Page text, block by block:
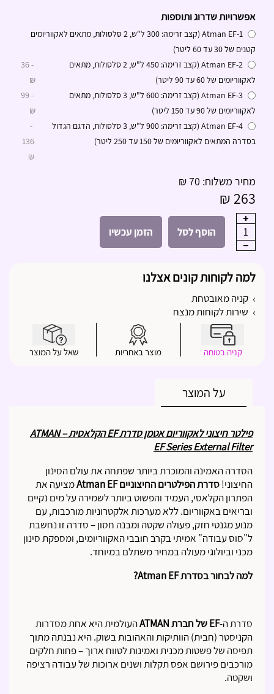
אפשרויות שדרוג ותוספות
Atman EF-1 (קצב זרימה: 300 ל"ש, 2 סלסולות, מתאים לאקווריומים
קטנים של 30 עד 60 ליטר)
Atman EF-2 (קצב זרימה: 450 ל"ש, 2 סלסולות, מתאים
לאקווריומים של 60 עד 90 ליטר)
- 36
₪
Atman EF-3 (קצב זרימה: 600 ל"ש, 3 סלסולות, מתאים
לאקווריומים של 90 עד 150 ליטר)
- 99
₪
Atman EF-4 (קצב זרימה: 900 ל"ש, 3 סלסולות, הדגם הגדול
בסדרה המתאים לאקווריומים של 150 עד 250 ליטר)
-
136
₪
מחיר משלוח: 70 ₪
263 ₪
1 הוסף לסל הזמן עכשיו
למה לקוחות קונים אצלנו
קניה מאובטחת
שירות לקוחות מנצח
קניה בטוחה מוצר באחריות שאל על המוצר
על המוצר
פילטר חיצוני לאקווריום אטמן סדרת EF הקלאסית – ATMAN
EF Series External Filter
הסדרה האמינה והמוכרת ביותר שפתחה את עולם הסינון
החיצוני!סדרת הפילטרים החיצוניים Atman EF
מציעה את
הפתרון הקלאסי, העמיד והפשוט ביותר לשמירה על מים נקיים
ובריאים באקווריום. ללא מערכות אלקטרוניות מורכבות, עם
מנוע מגנטי חזק, פעולה שקטה ומבנה חסון – סדרה זו נחשבת
ל"סוס עבודה" אמיתי בקרב חובבי האקווריומים, ומספקת סינון
מכני וביולוגי מעולה במחיר משתלם במיוחד.
למה לבחור בסדרת Atman EF?
סדרת ה-EF של חברת ATMAN
העולמית היא אחת מסדרות
הקניסטר (חבית) הוותיקות והאהובות בשוק. היא נבנתה מתוך
תפיסה של פשטות מכנית ואמינות לטווח ארוך – פחות חלקים
מורכבים פירושם אפס תקלות ושנים ארוכות של עבודה רציפה
ושקטה.